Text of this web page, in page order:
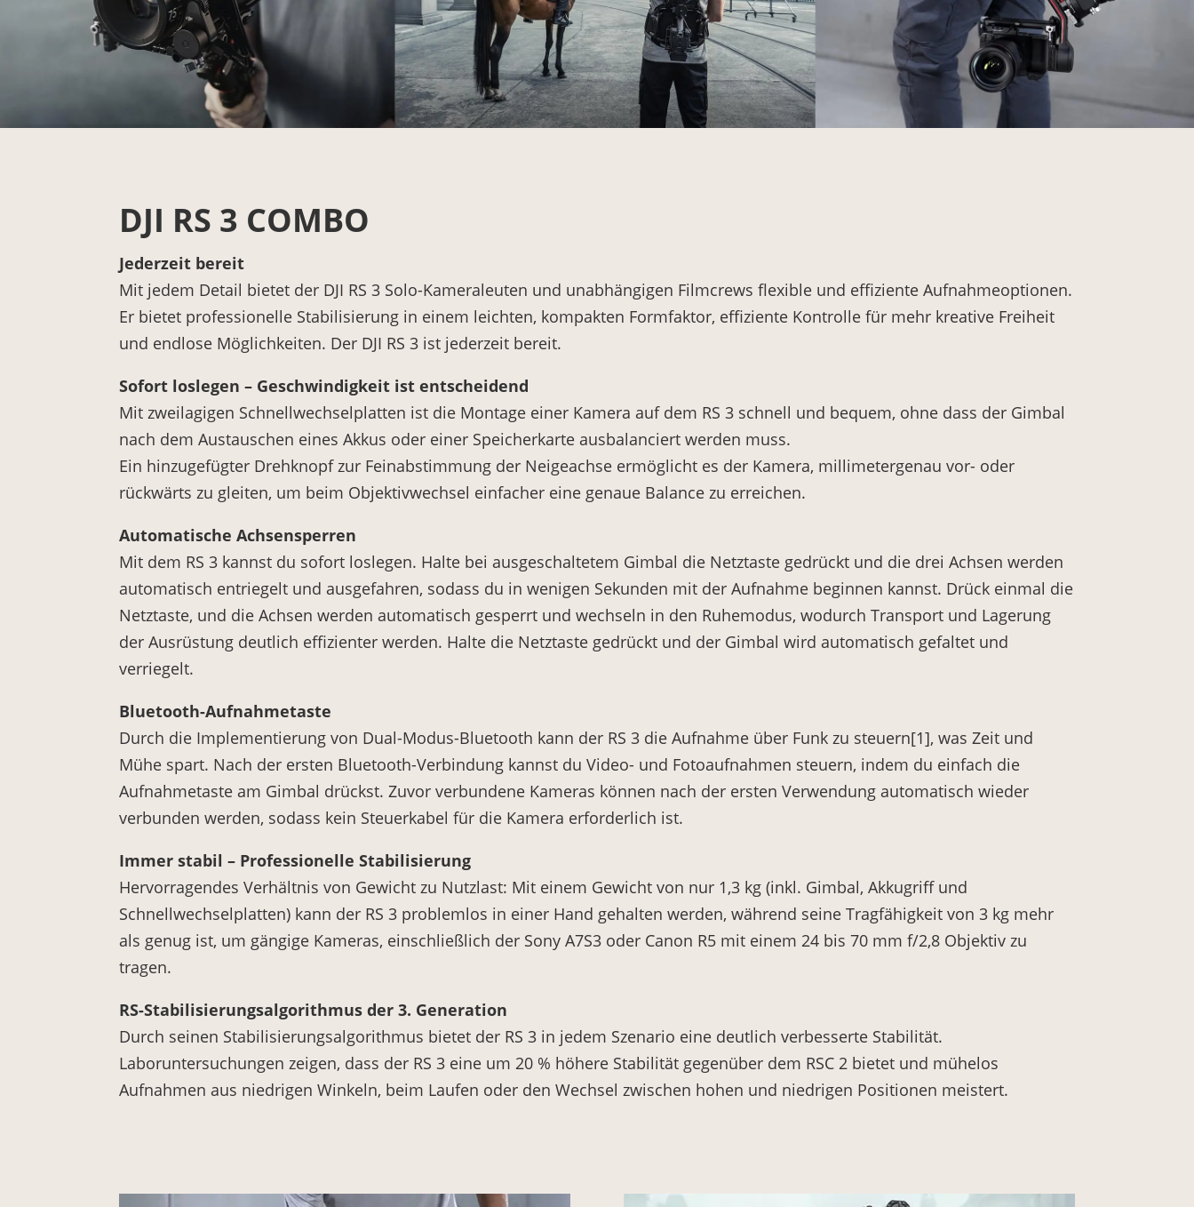
DJI RS 3 COMBO
Jederzeit bereit
Mit jedem Detail bietet der DJI RS 3 Solo-Kameraleuten und unabhängigen Filmcrews flexible und effiziente Aufnahmeoptionen.
Er bietet professionelle Stabilisierung in einem leichten, kompakten Formfaktor, effiziente Kontrolle für mehr kreative Freiheit
und endlose Möglichkeiten. Der DJI RS 3 ist jederzeit bereit.
Sofort loslegen – Geschwindigkeit ist entscheidend
Mit zweilagigen Schnellwechselplatten ist die Montage einer Kamera auf dem RS 3 schnell und bequem, ohne dass der Gimbal
nach dem Austauschen eines Akkus oder einer Speicherkarte ausbalanciert werden muss.
Ein hinzugefügter Drehknopf zur Feinabstimmung der Neigeachse ermöglicht es der Kamera, millimetergenau vor- oder
rückwärts zu gleiten, um beim Objektivwechsel einfacher eine genaue Balance zu erreichen.
Automatische Achsensperren
Mit dem RS 3 kannst du sofort loslegen. Halte bei ausgeschaltetem Gimbal die Netztaste gedrückt und die drei Achsen werden
automatisch entriegelt und ausgefahren, sodass du in wenigen Sekunden mit der Aufnahme beginnen kannst. Drück einmal die
Netztaste, und die Achsen werden automatisch gesperrt und wechseln in den Ruhemodus, wodurch Transport und Lagerung
der Ausrüstung deutlich effizienter werden. Halte die Netztaste gedrückt und der Gimbal wird automatisch gefaltet und
verriegelt.
Bluetooth-Aufnahmetaste
Durch die Implementierung von Dual-Modus-Bluetooth kann der RS 3 die Aufnahme über Funk zu steuern[1], was Zeit und
Mühe spart. Nach der ersten Bluetooth-Verbindung kannst du Video- und Fotoaufnahmen steuern, indem du einfach die
Aufnahmetaste am Gimbal drückst. Zuvor verbundene Kameras können nach der ersten Verwendung automatisch wieder
verbunden werden, sodass kein Steuerkabel für die Kamera erforderlich ist.
Immer stabil – Professionelle Stabilisierung
Hervorragendes Verhältnis von Gewicht zu Nutzlast: Mit einem Gewicht von nur 1,3 kg (inkl. Gimbal, Akkugriff und
Schnellwechselplatten) kann der RS 3 problemlos in einer Hand gehalten werden, während seine Tragfähigkeit von 3 kg mehr
als genug ist, um gängige Kameras, einschließlich der Sony A7S3 oder Canon R5 mit einem 24 bis 70 mm f/2,8 Objektiv zu
tragen.
RS-Stabilisierungsalgorithmus der 3. Generation
Durch seinen Stabilisierungsalgorithmus bietet der RS 3 in jedem Szenario eine deutlich verbesserte Stabilität.
Laboruntersuchungen zeigen, dass der RS 3 eine um 20 % höhere Stabilität gegenüber dem RSC 2 bietet und mühelos
Aufnahmen aus niedrigen Winkeln, beim Laufen oder den Wechsel zwischen hohen und niedrigen Positionen meistert.